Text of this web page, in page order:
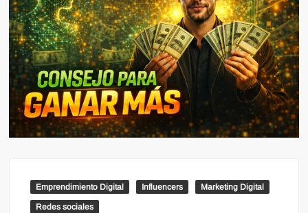
Emprendimiento Digital Influencers Marketing Digital
Redes sociales